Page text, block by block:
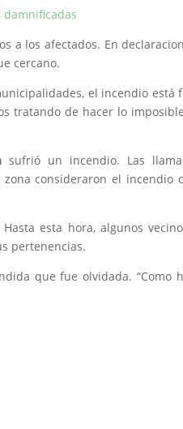
damnificadas
a los afectados. En
cercano.
el incendio está
tratando de hacer lo
sufrió un incendio. Las
consideraron el incendio
esta hora, algunos
pertenencias.
que fue olvidada. “Como